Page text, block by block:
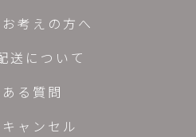
考えの方へ
送について
る質問
ャンセル